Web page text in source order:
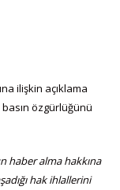
ilişkin açıklama
özgürlüğünü
haber alma hakkına
hak ihlallerini